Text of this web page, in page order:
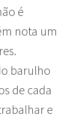
é
nota um
barulho
de cada
e